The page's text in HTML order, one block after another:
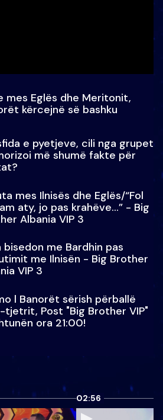
mes Eglës dhe Meritonit,
kërcejnë së bashku
e pyetjeve, cili nga grupet
më shumë fakte për
mes Ilnisës dhe Eglës/“Fol
aty, jo pas krahëve…” - Big
Albania VIP 3
bisedon me Bardhin pas
me Ilnisën - Big Brother
VIP 3
l Banorët sërish përballë
tjetrit, Post "Big Brother VIP"
ora 21:00!
02:56